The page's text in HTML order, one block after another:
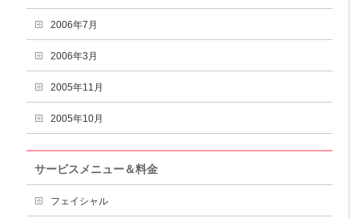
2006年7月
2006年3月
2005年11月
2005年10月
サービスメニュー＆料金
フェイシャル